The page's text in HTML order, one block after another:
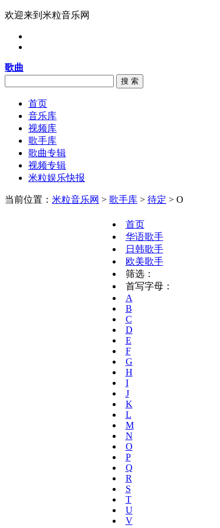
欢迎来到米粒音乐网
歌曲
搜 索
首页
音乐库
视频库
歌手库
歌曲专辑
视频专辑
米粒娱乐快报
当前位置： 米粒音乐网 > 歌手库 > 待定 > O
首页
华语歌手
日韩歌手
欧美歌手
筛选：
首写字母：
A
B
C
D
E
F
G
H
I
J
K
L
M
N
O
P
Q
R
S
T
U
V